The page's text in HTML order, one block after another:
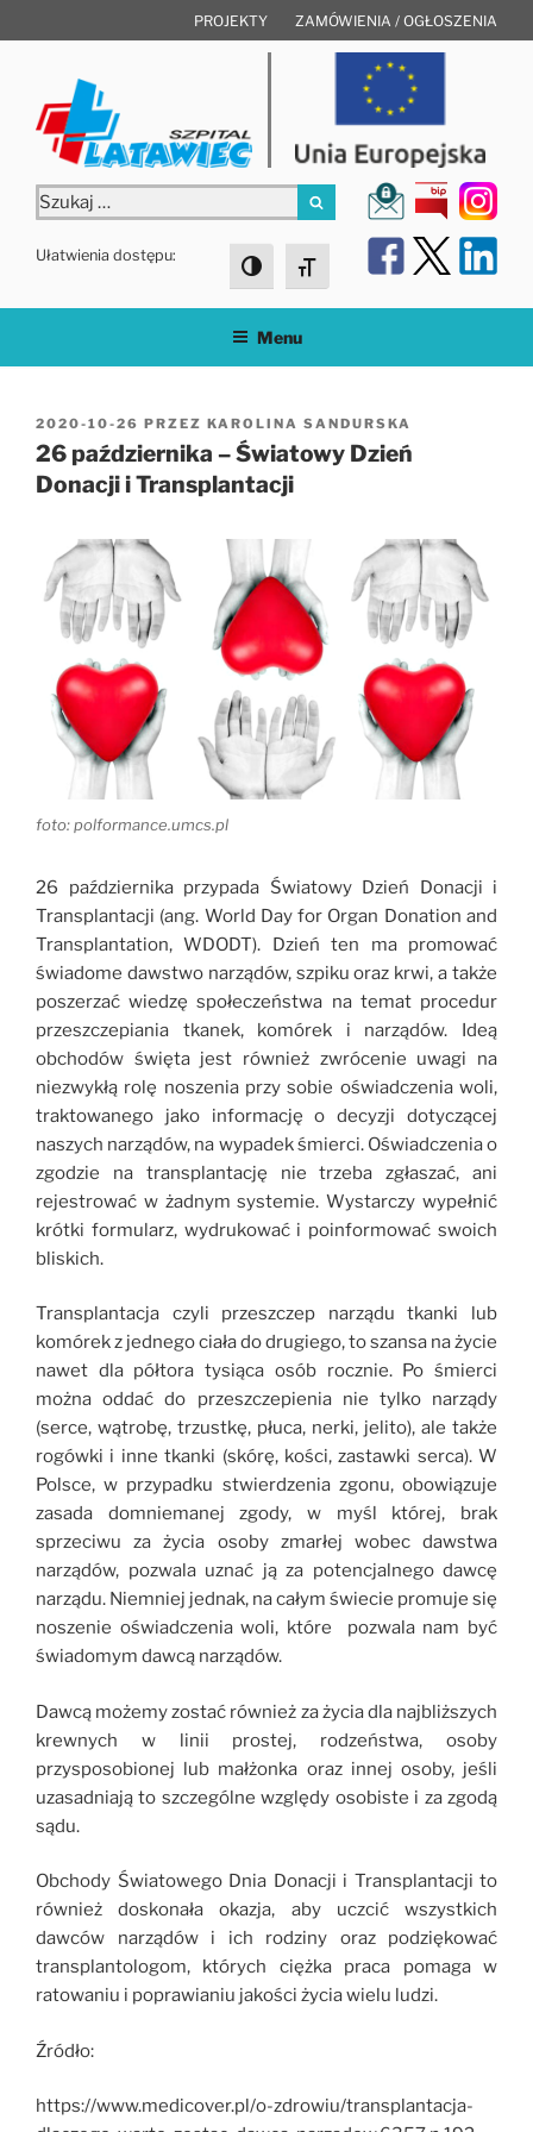
do
PROJEKTY ZAMÓWIENIA / OGŁOSZENIA
Szukaj:
Szukaj
Ułatwienia dostępu:
Toggle High Contrast
Toggle Font size
Menu
OPUBLIKOWANE
W
2020-10-26 PRZEZ KAROLINA SANDURSKA
26 października – Światowy Dzień
Donacji i Transplantacji
foto: polformance.umcs.pl
26 października przypada Światowy Dzień Donacji i
Transplantacji (ang. World Day for Organ Donation and
Transplantation, WDODT). Dzień ten ma promować
świadome dawstwo narządów, szpiku oraz krwi, a także
poszerzać wiedzę społeczeństwa na temat procedur
przeszczepiania tkanek, komórek i narządów. Ideą
obchodów święta jest również zwrócenie uwagi na
niezwykłą rolę noszenia przy sobie oświadczenia woli,
traktowanego jako informację o decyzji dotyczącej
naszych narządów, na wypadek śmierci. Oświadczenia o
zgodzie na transplantację nie trzeba zgłaszać, ani
rejestrować w żadnym systemie. Wystarczy wypełnić
krótki formularz, wydrukować i poinformować swoich
bliskich.
Transplantacja czyli przeszczep narządu tkanki lub
komórek z jednego ciała do drugiego, to szansa na życie
nawet dla półtora tysiąca osób rocznie. Po śmierci
można oddać do przeszczepienia nie tylko narządy
(serce, wątrobę, trzustkę, płuca, nerki, jelito), ale także
rogówki i inne tkanki (skórę, kości, zastawki serca). W
Polsce, w przypadku stwierdzenia zgonu, obowiązuje
zasada domniemanej zgody, w myśl której, brak
sprzeciwu za życia osoby zmarłej wobec dawstwa
narządów, pozwala uznać ją za potencjalnego dawcę
narządu. Niemniej jednak, na całym świecie promuje się
noszenie oświadczenia woli, które pozwala nam być
świadomym dawcą narządów.
Dawcą możemy zostać również za życia dla najbliższych
krewnych w linii prostej, rodzeństwa, osoby
przysposobionej lub małżonka oraz innej osoby, jeśli
uzasadniają to szczególne względy osobiste i za zgodą
sądu.
Obchody Światowego Dnia Donacji i Transplantacji to
również doskonała okazja, aby uczcić wszystkich
dawców narządów i ich rodziny oraz podziękować
transplantologom, których ciężka praca pomaga w
ratowaniu i poprawianiu jakości życia wielu ludzi.
Źródło:
https://www.medicover.pl/o-zdrowiu/transplantacja-